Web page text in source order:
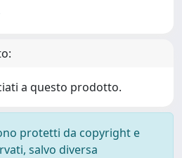
a questo prodotto.
protetti da copyright e
salvo diversa